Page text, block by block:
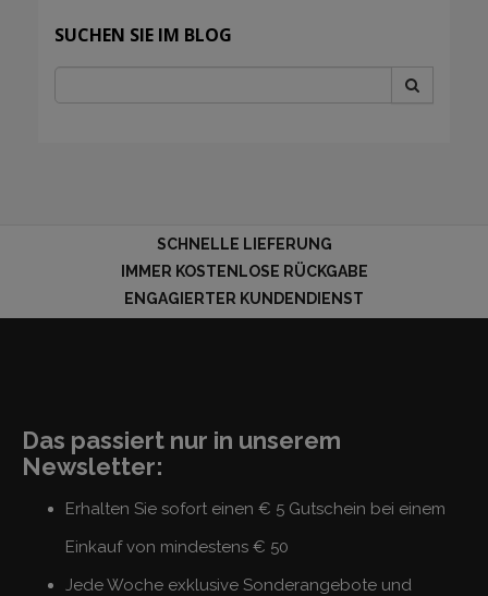
SUCHEN SIE IM BLOG
SCHNELLE LIEFERUNG
IMMER KOSTENLOSE RÜCKGABE
ENGAGIERTER KUNDENDIENST
Das passiert nur in unserem
Newsletter:
Erhalten Sie sofort einen € 5 Gutschein bei einem
Einkauf von mindestens € 50
Jede Woche exklusive Sonderangebote und